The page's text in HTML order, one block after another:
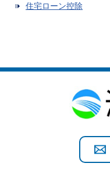
住宅ローン控除